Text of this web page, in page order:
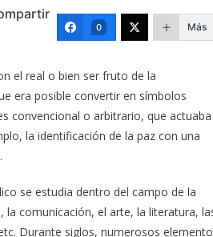
0 Más
el real o bien ser fruto de la
era posible convertir en símbolos
convencional o arbitrario, que actuaba
la identificación de la paz con una
se estudia dentro del campo de la
la comunicación, el arte, la literatura,
Durante siglos, numerosos